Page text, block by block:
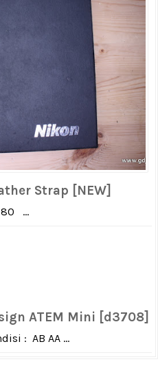
Strap [NEW]
...
ATEM Mini [d3708]
: AB AA ...